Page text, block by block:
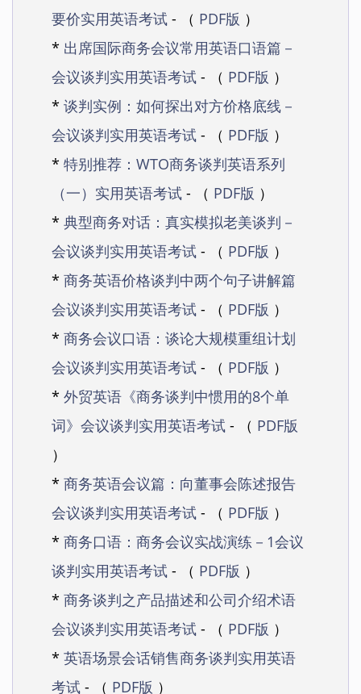
要价实用英语考试 - （ PDF版 ）
* 出席国际商务会议常用英语口语篇－
会议谈判实用英语考试 - （ PDF版 ）
* 谈判实例：如何探出对方价格底线－
会议谈判实用英语考试 - （ PDF版 ）
* 特别推荐：WTO商务谈判英语系列
（一）实用英语考试 - （ PDF版 ）
* 典型商务对话：真实模拟老美谈判－
会议谈判实用英语考试 - （ PDF版 ）
* 商务英语价格谈判中两个句子讲解篇
会议谈判实用英语考试 - （ PDF版 ）
* 商务会议口语：谈论大规模重组计划
会议谈判实用英语考试 - （ PDF版 ）
* 外贸英语《商务谈判中惯用的8个单
词》会议谈判实用英语考试 - （ PDF版
）
* 商务英语会议篇：向董事会陈述报告
会议谈判实用英语考试 - （ PDF版 ）
* 商务口语：商务会议实战演练－1会议
谈判实用英语考试 - （ PDF版 ）
* 商务谈判之产品描述和公司介绍术语
会议谈判实用英语考试 - （ PDF版 ）
* 英语场景会话销售商务谈判实用英语
考试 - （ PDF版 ）